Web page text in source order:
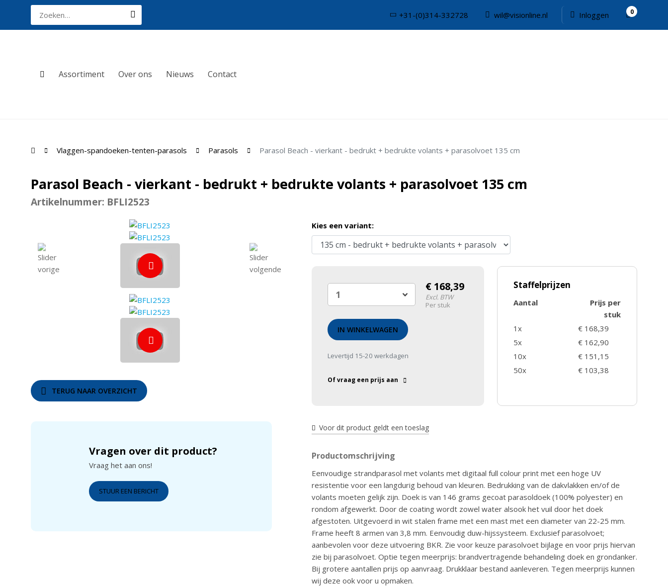
+31-(0)314-332728 wil@visionline.nl Inloggen 0
Assortiment Over ons Nieuws Contact
Vlaggen-spandoeken-tenten-parasols Parasols Parasol Beach - vierkant - bedrukt + bedrukte volants + parasolvoet 135 cm
Parasol Beach - vierkant - bedrukt + bedrukte volants + parasolvoet 135 cm
Artikelnummer: BFLI2523
TERUG NAAR OVERZICHT
Vragen over dit product?
Vraag het aan ons!
STUUR EEN BERICHT
Kies een variant:
€ 168,39
Excl. BTW
Per stuk
IN WINKELWAGEN
Levertijd 15-20 werkdagen
Of vraag een prijs aan
Staffelprijzen
Aantal
Prijs per
stuk
1x
€ 168,39
5x
€ 162,90
10x
€ 151,15
50x
€ 103,38
Voor dit product geldt een toeslag
Productomschrijving
Eenvoudige strandparasol met volants met digitaal full colour print met een hoge UV
resistentie voor een langdurig behoud van kleuren. Bedrukking van de dakvlakken en/of de
volants moeten gelijk zijn. Doek is van 146 grams gecoat parasoldoek (100% polyester) en
rondom afgewerkt. Door de coating wordt zowel water alsook het vuil door het doek
afgestoten. Uitgevoerd in wit stalen frame met een mast met een diameter van 22-25 mm.
Frame heeft 8 armen van 3,8 mm. Eenvoudig duw-hijssysteem. Exclusief parasolvoet;
aanbevolen voor deze uitvoering BKR. Zie voor keuze parasolvoet bijlage en voor prijs hiervan
zie bij parasolvoet. Optie tegen meerprijs: brandvertragende behandeling doek en grondanker.
Bij grotere aantallen prijs op aanvraag. Drukklaar bestand aanleveren. Tegen meerprijs kunnen
wij deze ook voor u opmaken.